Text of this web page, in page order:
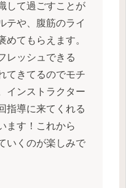
して過ごすことが
テや、腹筋のライ
めてもらえます。
レッシュできる
てきてるのでモチ
インストラクター
指導に来てくれる
ます！これから
いくのが楽しみで